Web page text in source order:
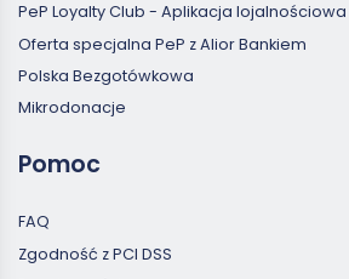
PeP Loyalty Club - Aplikacja lojalnościowa
Oferta specjalna PeP z Alior Bankiem
Polska Bezgotówkowa
Mikrodonacje
Pomoc
FAQ
Zgodność z PCI DSS